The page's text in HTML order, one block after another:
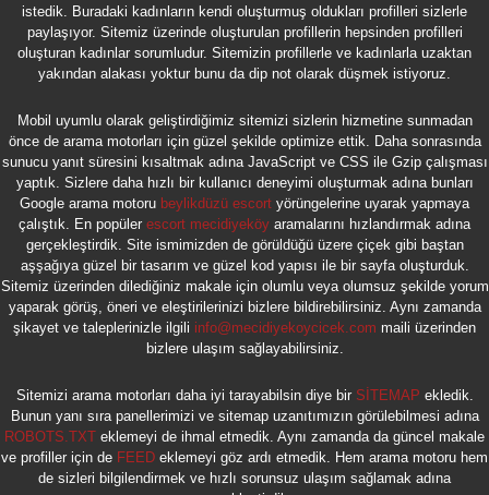
istedik. Buradaki kadınların kendi oluşturmuş oldukları profilleri sizlerle
paylaşıyor. Sitemiz üzerinde oluşturulan profillerin hepsinden profilleri
oluşturan kadınlar sorumludur. Sitemizin profillerle ve kadınlarla uzaktan
yakından alakası yoktur bunu da dip not olarak düşmek istiyoruz.
Mobil uyumlu olarak geliştirdiğimiz sitemizi sizlerin hizmetine sunmadan
önce de arama motorları için güzel şekilde optimize ettik. Daha sonrasında
sunucu yanıt süresini kısaltmak adına JavaScript ve CSS ile Gzip çalışması
yaptık. Sizlere daha hızlı bir kullanıcı deneyimi oluşturmak adına bunları
Google arama motoru beylikdüzü escort yörüngelerine uyarak yapmaya
çalıştık. En popüler escort mecidiyeköy aramalarını hızlandırmak adına
gerçekleştirdik. Site ismimizden de görüldüğü üzere çiçek gibi baştan
aşşağıya güzel bir tasarım ve güzel kod yapısı ile bir sayfa oluşturduk.
Sitemiz üzerinden dilediğiniz makale için olumlu veya olumsuz şekilde yorum
yaparak görüş, öneri ve eleştirilerinizi bizlere bildirebilirsiniz. Aynı zamanda
şikayet ve taleplerinizle ilgili info@mecidiyekoycicek.com maili üzerinden
bizlere ulaşım sağlayabilirsiniz.
Sitemizi arama motorları daha iyi tarayabilsin diye bir SİTEMAP ekledik.
Bunun yanı sıra panellerimizi ve sitemap uzanıtımızın görülebilmesi adına
ROBOTS.TXT eklemeyi de ihmal etmedik. Aynı zamanda da güncel makale
ve profiller için de FEED eklemeyi göz ardı etmedik. Hem arama motoru hem
de sizleri bilgilendirmek ve hızlı sorunsuz ulaşım sağlamak adına